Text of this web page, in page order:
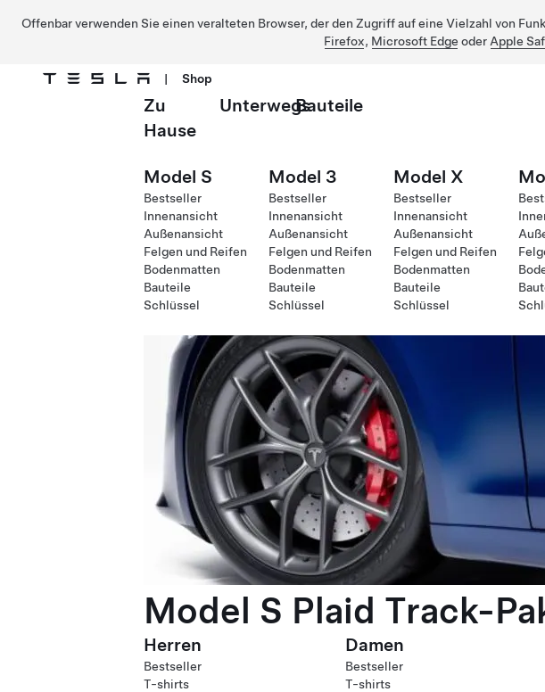
Offenbar verwenden Sie einen veralteten Browser, der den Zugriff auf eine Vielzahl von
Firefox, Microsoft Edge oder Apple
| Shop
Zu
Hause
UnterwegsBauteile
Model S
Bestseller
Innenansicht
Außenansicht
Felgen und Reifen
Bodenmatten
Bauteile
Schlüssel
Model 3
Bestseller
Innenansicht
Außenansicht
Felgen und Reifen
Bodenmatten
Bauteile
Schlüssel
Model X
Bestseller
Innenansicht
Außenansicht
Felgen und Reifen
Bodenmatten
Bauteile
Schlüssel
Model S Plaid Track-
Herren
Bestseller
T-shirts
Damen
Bestseller
T-shirts